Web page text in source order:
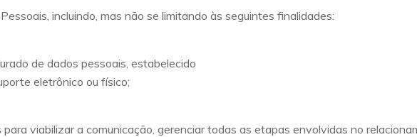
incluindo, mas não se limitando às seguintes finalidades:
de dados pessoais, estabelecido
eletrônico ou físico;
viabilizar a comunicação, gerenciar todas as etapas envolvidas no